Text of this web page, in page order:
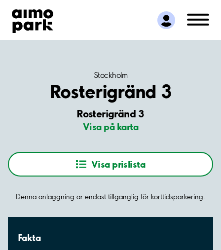
Hitta parkering
Samarbete
Kundservice
Stockholm
Rosterigränd 3
Rosterigränd 3
Visa på karta
Visa prislista
Denna anläggning är endast tillgänglig för korttidsparkering.
Fakta